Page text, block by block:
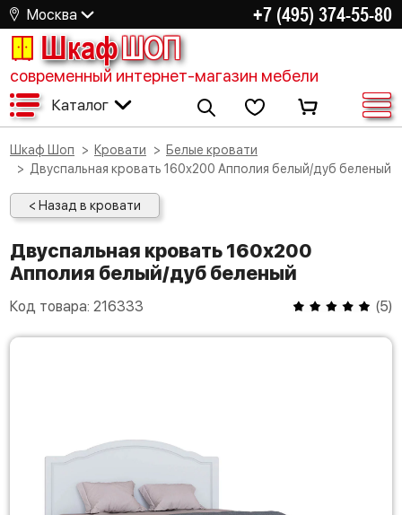
Москва +7 (495) 374-55-80
ШкафШОП
современный интернет-магазин мебели
Каталог
Шкаф Шоп Кровати
Белые кровати
Двуспальная кровать 160х200 Апполия белый/дуб беленый
< Назад в кровати
Двуспальная кровать 160х200
Апполия белый/дуб беленый
Код товара: 216333 (5)